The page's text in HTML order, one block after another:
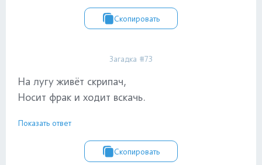
Скопировать
Загадка #73
На лугу живёт скрипач,
Носит фрак и ходит вскачь.
Показать ответ
Скопировать